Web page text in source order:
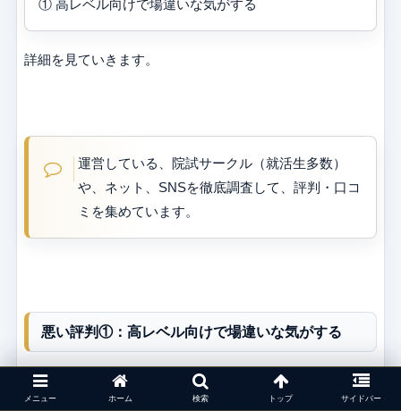
① 高レベル向けで場違いな気がする
詳細を見ていきます。
運営している、院試サークル（就活生多数）
や、ネット、SNSを徹底調査して、評判・口コ
ミを集めています。
悪い評判①：高レベル向けで場違いな気がする
Goodfindの悪い評判の1つめは、「高レベル向けで場違い
な気がする」です。
メニュー ホーム 検索 トップ サイドバー